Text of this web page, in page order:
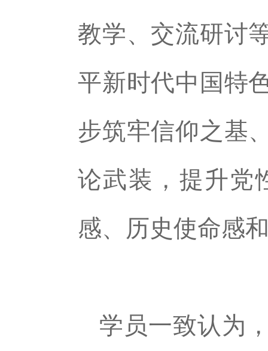
教学、交流研讨
平新时代中国特
步筑牢信仰之基
论武装，提升党
感、历史使命感
学员一致认为